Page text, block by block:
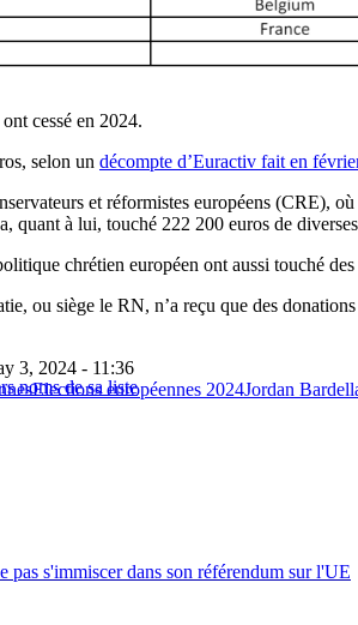
cessé en 2024.
selon un décompte d’Euractiv fait en
et réformistes européens (CRE),
quant à lui, touché 222 200 euros de
chrétien européen ont aussi touché
ou siège le RN, n’a reçu que des
noms de sa liste
3, 2024 - 11:36
Elections européennes 2024Jordan
s'immiscer dans son référendum sur l'UE